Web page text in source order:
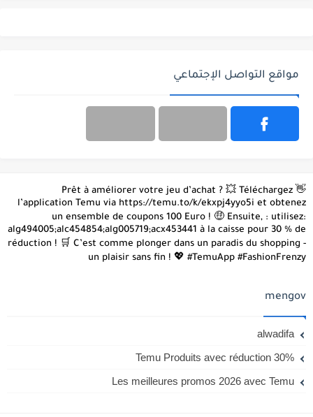
مواقع التواصل الإجتماعي
👋 Prêt à améliorer votre jeu d’achat ? 💥 Téléchargez
l’application Temu via https://temu.to/k/ekxpj4yyo5i et obtenez
un ensemble de coupons 100 Euro ! 🤑 Ensuite, : utilisez:
alg494005;alc454854;alg005719;acx453441 à la caisse pour 30 % de
réduction ! 🛒 C’est comme plonger dans un paradis du shopping -
un plaisir sans fin ! 💖 #TemuApp #FashionFrenzy
mengov
alwadifa
Temu Produits avec réduction 30%
Les meilleures promos 2026 avec Temu